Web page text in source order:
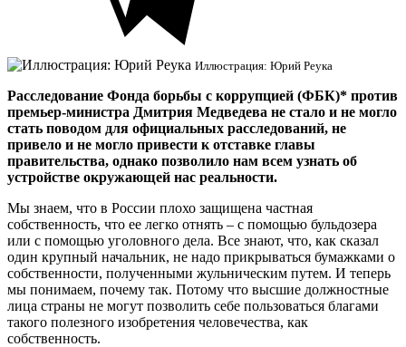
Иллюстрация: Юрий Реука
Расследование Фонда борьбы с коррупцией (ФБК)* против
премьер-министра Дмитрия Медведева не стало и не могло
стать поводом для официальных расследований, не
привело и не могло привести к отставке главы
правительства, однако позволило нам всем узнать об
устройстве окружающей нас реальности.
Мы знаем, что в России плохо защищена частная
собственность, что ее легко отнять – с помощью бульдозера
или с помощью уголовного дела. Все знают, что, как сказал
один крупный начальник, не надо прикрываться бумажками о
собственности, полученными жульническим путем. И теперь
мы понимаем, почему так. Потому что высшие должностные
лица страны не могут позволить себе пользоваться благами
такого полезного изобретения человечества, как
собственность.